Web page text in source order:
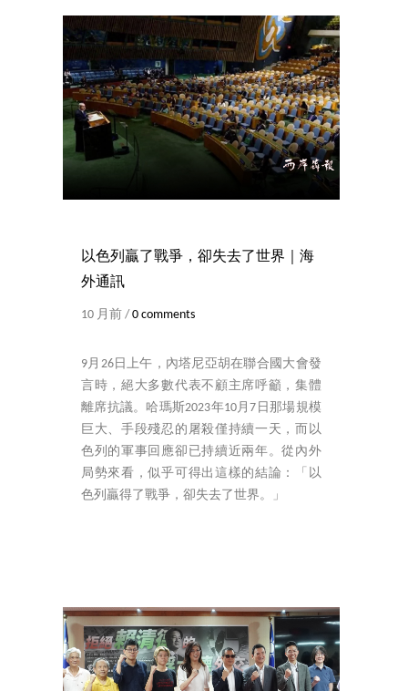
以色列贏了戰爭，卻失去了世界｜海
外通訊
10 月前 / 0 comments
9月26日上午，內塔尼亞胡在聯合國大會發
言時，絕大多數代表不顧主席呼籲，集體
離席抗議。哈瑪斯2023年10月7日那場規模
巨大、手段殘忍的屠殺僅持續一天，而以
色列的軍事回應卻已持續近兩年。從內外
局勢來看，似乎可得出這樣的結論：「以
色列贏得了戰爭，卻失去了世界。」